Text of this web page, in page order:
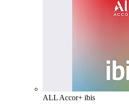
ALL Accor+ ibis